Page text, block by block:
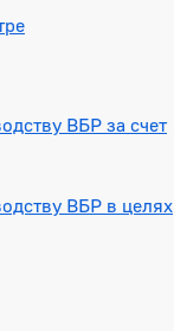
ВБР за счет
ВБР в целях